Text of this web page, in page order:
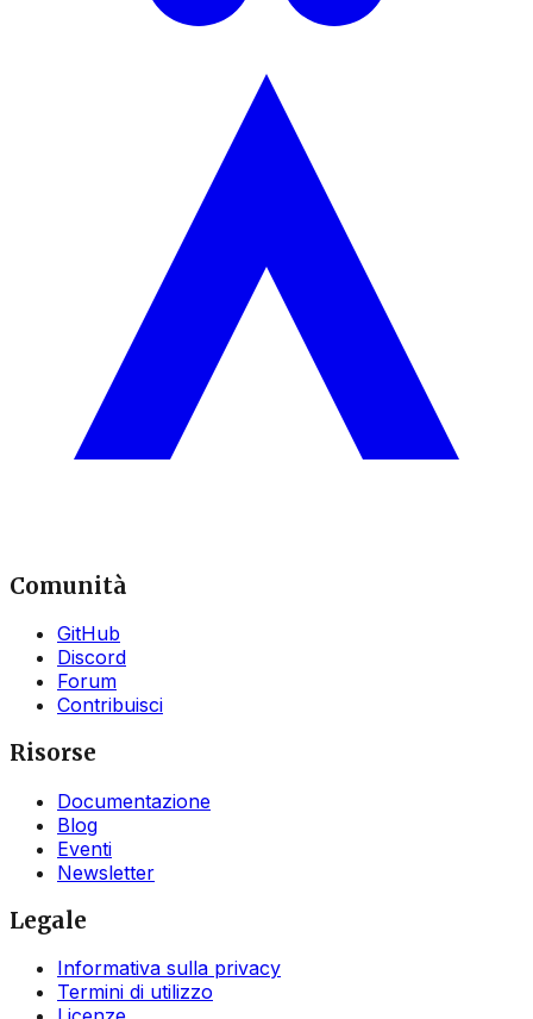
Comunità
GitHub
Discord
Forum
Contribuisci
Risorse
Documentazione
Blog
Eventi
Newsletter
Legale
Informativa sulla privacy
Termini di utilizzo